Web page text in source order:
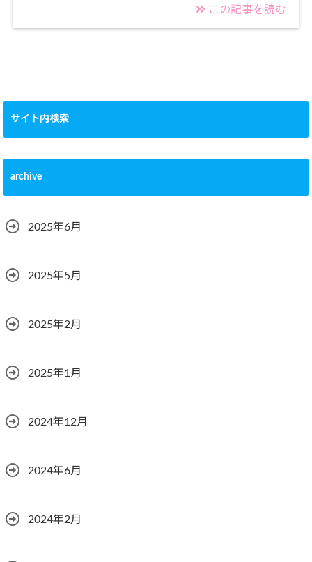
この記事を読む
サイト内検索
archive
2025年6月
2025年5月
2025年2月
2025年1月
2024年12月
2024年6月
2024年2月